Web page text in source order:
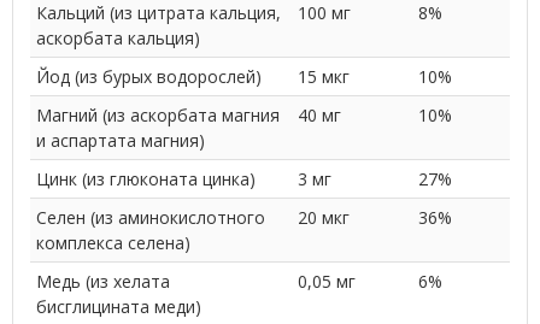
Кальций (из цитрата кальция,
аскорбата кальция)
100 мг 8%
Йод (из бурых водорослей) 15 мкг
10%
Магний (из аскорбата магния
и аспартата магния)
40 мг 10%
Цинк (из глюконата цинка) 3 мг
27%
Селен (из аминокислотного
комплекса селена)
20 мкг 36%
Медь (из хелата
бисглицината меди)
0,05 мг 6%